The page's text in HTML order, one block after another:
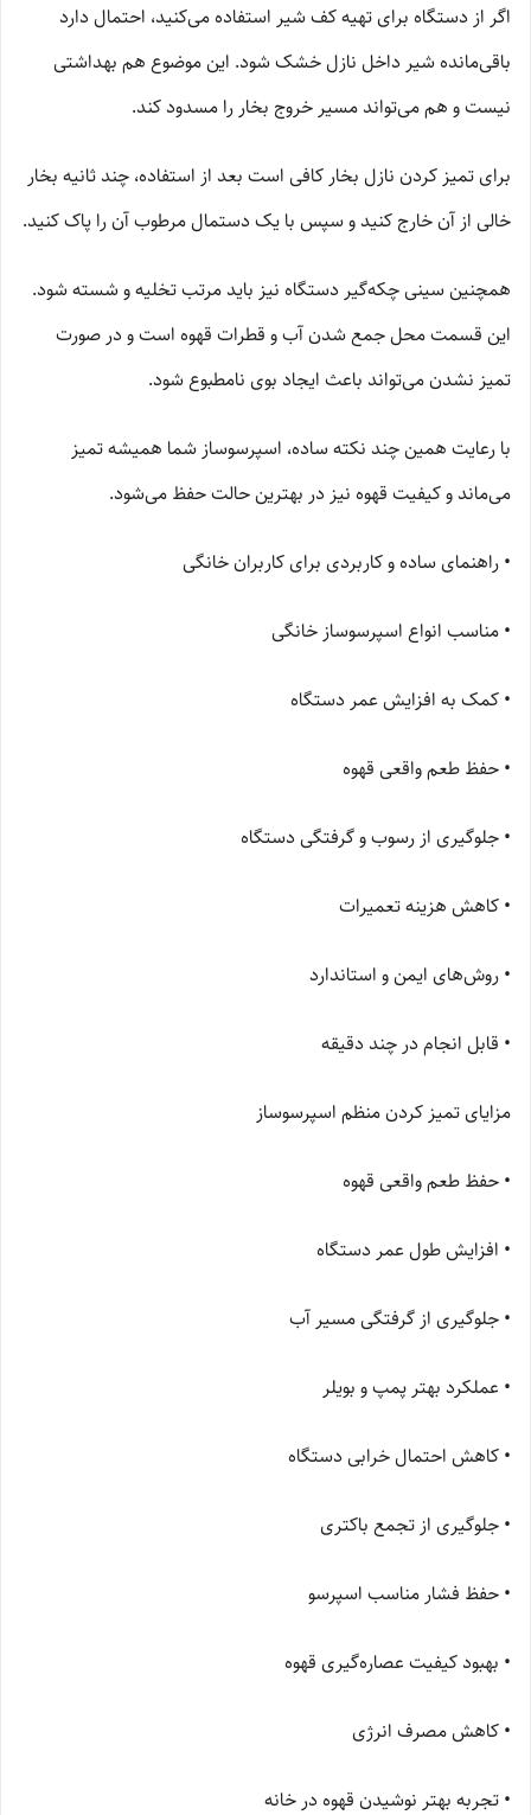
اگر از دستگاه برای تهیه کف شیر استفاده می‌کنید، احتمال دارد
باقی‌مانده شیر داخل نازل خشک شود. این موضوع هم بهداشتی
نیست و هم می‌تواند مسیر خروج بخار را مسدود کند.
برای تمیز کردن نازل بخار کافی است بعد از استفاده، چند ثانیه بخار
خالی از آن خارج کنید و سپس با یک دستمال مرطوب آن را پاک کنید.
همچنین سینی چکه‌گیر دستگاه نیز باید مرتب تخلیه و شسته شود.
این قسمت محل جمع شدن آب و قطرات قهوه است و در صورت
تمیز نشدن می‌تواند باعث ایجاد بوی نامطبوع شود.
با رعایت همین چند نکته ساده، اسپرسوساز شما همیشه تمیز
می‌ماند و کیفیت قهوه نیز در بهترین حالت حفظ می‌شود.
• راهنمای ساده و کاربردی برای کاربران خانگی
• مناسب انواع اسپرسوساز خانگی
• کمک به افزایش عمر دستگاه
• حفظ طعم واقعی قهوه
• جلوگیری از رسوب و گرفتگی دستگاه
• کاهش هزینه تعمیرات
• روش‌های ایمن و استاندارد
• قابل انجام در چند دقیقه
مزایای تمیز کردن منظم اسپرسوساز
• حفظ طعم واقعی قهوه
• افزایش طول عمر دستگاه
• جلوگیری از گرفتگی مسیر آب
• عملکرد بهتر پمپ و بویلر
• کاهش احتمال خرابی دستگاه
• جلوگیری از تجمع باکتری
• حفظ فشار مناسب اسپرسو
• بهبود کیفیت عصاره‌گیری قهوه
• کاهش مصرف انرژی
• تجربه بهتر نوشیدن قهوه در خانه